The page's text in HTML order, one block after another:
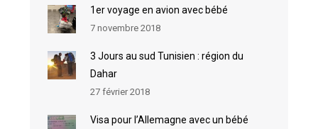
1er voyage en avion avec bébé
7 novembre 2018
3 Jours au sud Tunisien : région du
Dahar
27 février 2018
Visa pour l’Allemagne avec un bébé